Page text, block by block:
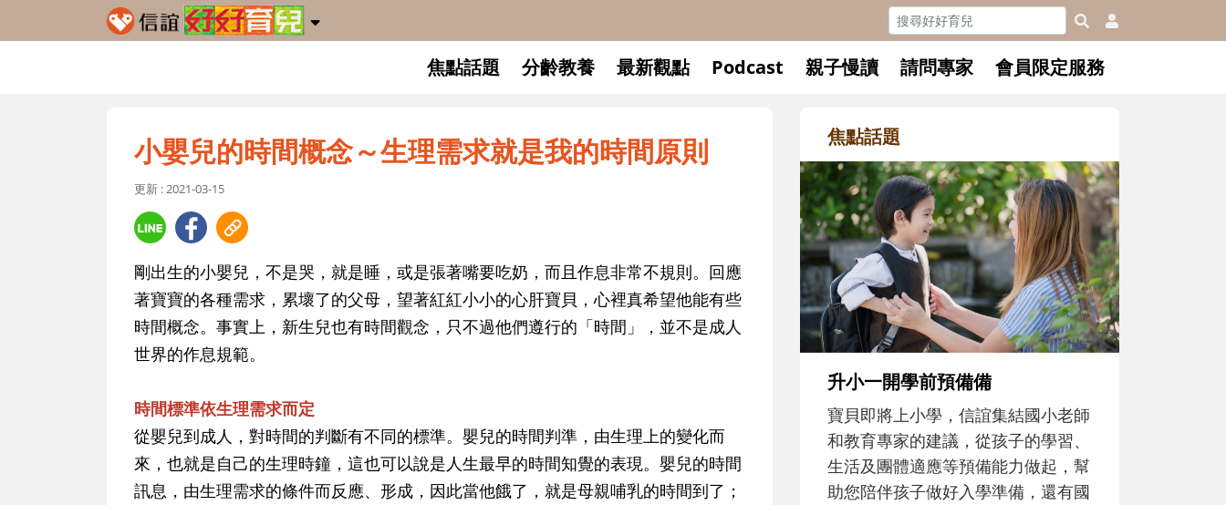
焦點話題 分齡教養 最新觀點 Podcast 親子慢讀 請問專家 會員限定服務
小嬰兒的時間概念～生理需求就是我的時間原則
更新 : 2021-03-15
剛出生的小嬰兒，不是哭，就是睡，或是張著嘴要吃奶，而且作息非常不規則。回應
著寶寶的各種需求，累壞了的父母，望著紅紅小小的心肝寶貝，心裡真希望他能有些
時間概念。事實上，新生兒也有時間觀念，只不過他們遵行的「時間」，並不是成人
世界的作息規範。
時間標準依生理需求而定
從嬰兒到成人，對時間的判斷有不同的標準。嬰兒的時間判準，由生理上的變化而
來，也就是自己的生理時鐘，這也可以說是人生最早的時間知覺的表現。嬰兒的時間
訊息，由生理需求的條件而反應、形成，因此當他餓了，就是母親哺乳的時間到了；
焦點話題
寶貝即將上小學，信誼集結國小老師
和教育專家的建議，從孩子的學習、
生活及團體適應等預備能力做起，幫
助您陪伴孩子做好入學準備，還有國
和孩子一起長大的那個男人│讀
懂父親的不同模樣
沒有人天生就擅長當爸爸！男人總是
在一次次「前所未有」的體驗中，跟
著孩子一起長大。從給予安全感的肢
體遊戲，到獨立自主、角色認同及解
決問題的能力養成。爸爸正嘗試用不
同的模樣，參與孩子每個重要的成長
歷程。